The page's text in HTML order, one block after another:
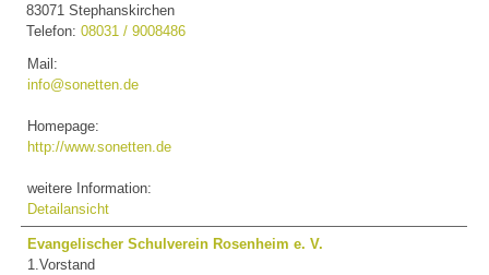
83071 Stephanskirchen
Telefon:08031 / 9008486
Mail:
info@sonetten.de
Homepage:
http://www.sonetten.de
weitere Information:
Detailansicht
Evangelischer Schulverein Rosenheim e. V.
1.Vorstand